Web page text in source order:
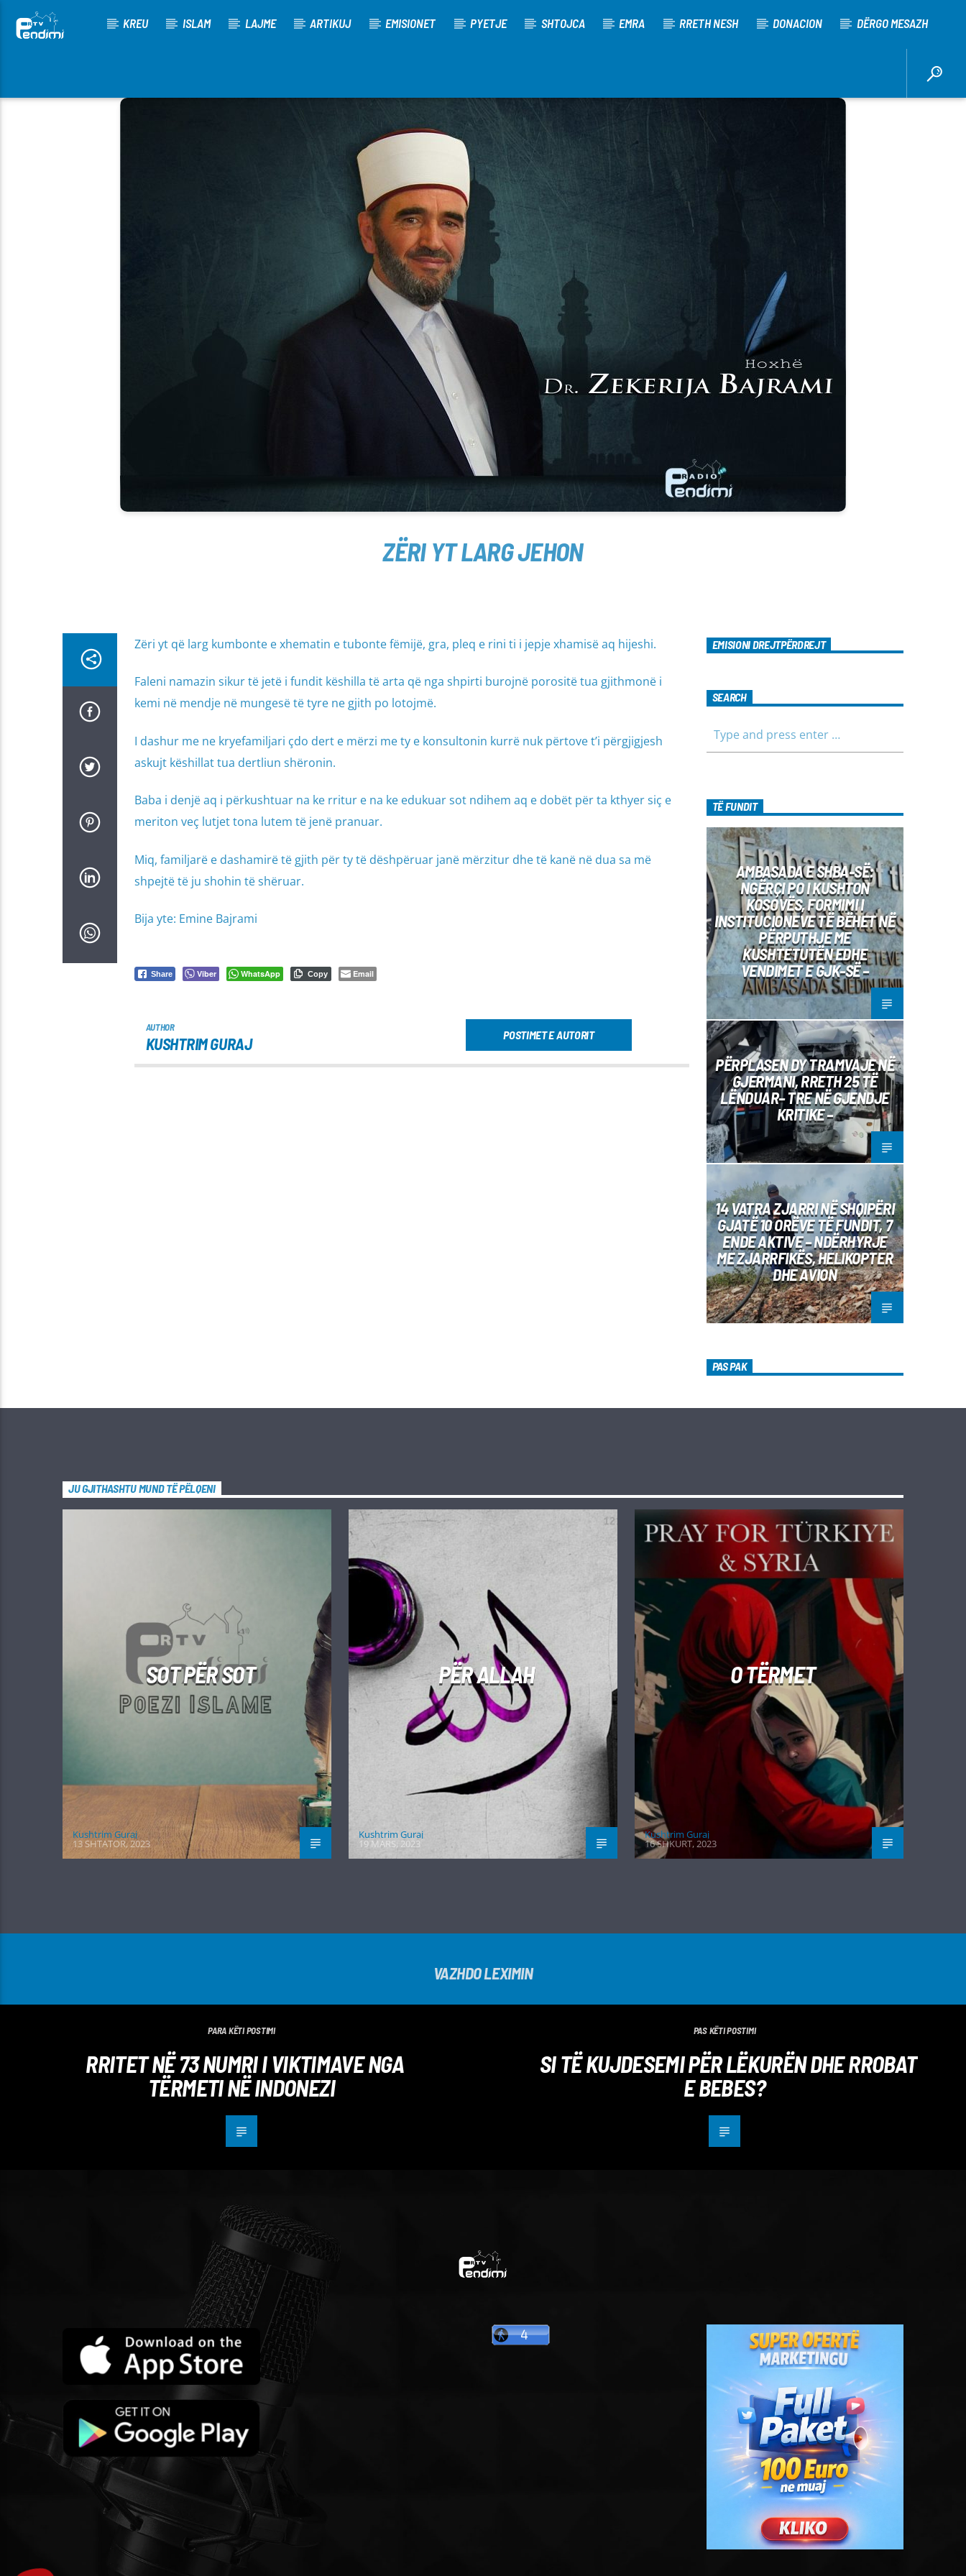
KREU ISLAM LAJME ARTIKUJ EMISIONET PYETJE SHTOJCA EMRA RRETH NESH DONACION DËRGO MESAZH
[There are no radio stations in the database]
ZËRI YT LARG JEHON
Zëri yt që larg kumbonte e xhematin e tubonte fëmijë, gra, pleq e rini ti i jepje xhamisë aq hijeshi.
Faleni namazin sikur të jetë i fundit këshilla të arta që nga shpirti burojnë porositë tua gjithmonë i
kemi në mendje në mungesë të tyre ne gjith po lotojmë.
I dashur me ne kryefamiljari çdo dert e mërzi me ty e konsultonin kurrë nuk përtove t’i përgjigjesh
askujt këshillat tua dertliun shëronin.
Baba i denjë aq i përkushtuar na ke rritur e na ke edukuar sot ndihem aq e dobët për ta kthyer siç e
meriton veç lutjet tona lutem të jenë pranuar.
Miq, familjarë e dashamirë të gjith për ty të dëshpëruar janë mërzitur dhe të kanë në dua sa më
shpejtë të ju shohin të shëruar.
Bija yte: Emine Bajrami
Share Viber WhatsApp Copy Email
AUTHOR
KUSHTRIM GURAJ POSTIMET E AUTORIT
EMISIONI DREJTPËRDREJT
SEARCH
TË FUNDIT
AMBASADA E SHBA-SË:
NGËRÇI PO I KUSHTON
KOSOVËS, FORMIMI I
INSTITUCIONEVE TË BËHET NË
PËRPUTHJE ME
KUSHTETUTËN EDHE
VENDIMET E GJK-SË –
PËRPLASEN DY TRAMVAJE NË
GJERMANI, RRETH 25 TË
LËNDUAR– TRE NË GJENDJE
KRITIKE –
14 VATRA ZJARRI NË SHQIPËRI
GJATË 10 ORËVE TË FUNDIT, 7
ENDE AKTIVE – NDËRHYRJE
ME ZJARRFIKËS, HELIKOPTER
DHE AVION
PAS PAK
JU GJITHASHTU MUND TË PËLQENI
SOT PËR SOT
Kushtrim Guraj
13 SHTATOR, 2023
PËR ALLAH
Kushtrim Guraj
19 MARS, 2023
O TËRMET
Kushtrim Guraj
16 SHKURT, 2023
VAZHDO LEXIMIN
PARA KËTI POSTIMI
RRITET NË 73 NUMRI I VIKTIMAVE NGA
TËRMETI NË INDONEZI
PAS KËTI POSTIMI
SI TË KUJDESEMI PËR LËKURËN DHE RROBAT
E BEBES?